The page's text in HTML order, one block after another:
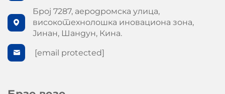
Број 7287, аеродромска улица,
високотехнолошка иновациона зона,
Јинан, Шандун, Кина.
[email protected]